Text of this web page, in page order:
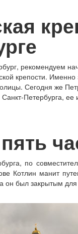
рекомендуем
крепости.
Сегодня же
Петербурга, ее
по
Котлин манит
он был закрытым